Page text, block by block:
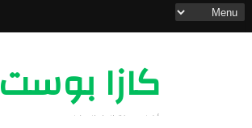
كازا بوست
أخبار مدينة الدار البيضاء